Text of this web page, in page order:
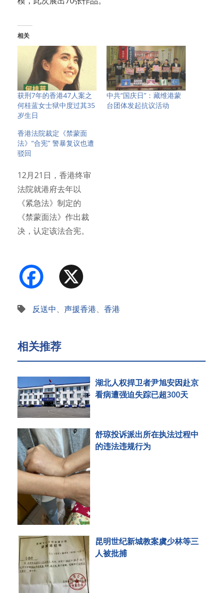
相关
获刑7年的香港47人案之
何桂蓝女士狱中度过其35
岁生日
中共“国庆日”：藏维港蒙
台团体发起抗议活动
香港法院裁定《禁蒙面
法》“合宪” 警暴复议也遭
驳回
12月21日，香港终审
法院就港府去年以
《紧急法》制定的
《禁蒙面法》作出裁
决，认定该法合宪。
Facebook
反送中、 声援香港、 香港
相关推荐
湖北人权捍卫者尹旭安因赴京
看病遭强迫失踪已超300天
舒琼投诉派出所在执法过程中
的违法违规行为
昆明世纪新城教案虞少林等三
人被批捕